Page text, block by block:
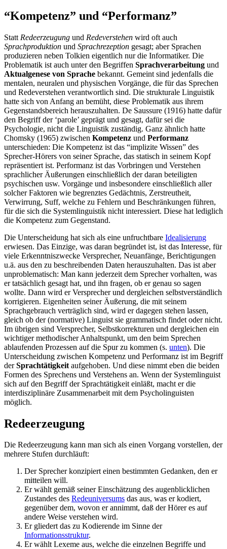
“Kompetenz” und “Performanz”
Statt Redeerzeugung und Redeverstehen wird oft auch
Sprachproduktion und Sprachrezeption gesagt; aber Sprachen
produzieren neben Tolkien eigentlich nur die Informatiker. Die
Problematik ist auch unter den Begriffen Sprachverarbeitung und
Aktualgenese von Sprache bekannt. Gemeint sind jedenfalls die
mentalen, neuralen und physischen Vorgänge, die für das Sprechen
und Redeverstehen verantwortlich sind. Die strukturale Linguistik
hatte sich von Anfang an bemüht, diese Problematik aus ihrem
Gegenstandsbereich herauszuhalten. De Saussure (1916) hatte dafür
den Begriff der ‘parole’ geprägt und gesagt, dafür sei die
Psychologie, nicht die Linguistik zuständig. Ganz ähnlich hatte
Chomsky (1965) zwischen Kompetenz und Performanz
unterschieden: Die Kompetenz ist das “implizite Wissen” des
Sprecher-Hörers von seiner Sprache, das statisch in seinem Kopf
repräsentiert ist. Performanz ist das Vorbringen und Verstehen
sprachlicher Äußerungen einschließlich der daran beteiligten
psychischen usw. Vorgänge und insbesondere einschließlich aller
solcher Faktoren wie begrenztes Gedächtnis, Zerstreutheit,
Verwirrung, Suff, welche zu Fehlern und Beschränkungen führen,
für die sich die Systemlinguistik nicht interessiert. Diese hat lediglich
die Kompetenz zum Gegenstand.
Die Unterscheidung hat sich als eine unfruchtbare Idealisierung
erwiesen. Das Einzige, was daran begründet ist, ist das Interesse, für
viele Erkenntniszwecke Versprecher, Neuanfänge, Berichtigungen
u.ä. aus den zu beschreibenden Daten herauszuhalten. Das ist aber
unproblematisch: Man kann jederzeit dem Sprecher vorhalten, was
er tatsächlich gesagt hat, und ihn fragen, ob er genau so sagen
wollte. Dann wird er Versprecher und dergleichen selbstverständlich
korrigieren. Eigenheiten seiner Äußerung, die mit seinem
Sprachgebrauch verträglich sind, wird er dagegen stehen lassen,
gleich ob der (normative) Linguist sie grammatisch findet oder nicht.
Im übrigen sind Versprecher, Selbstkorrekturen und dergleichen ein
wichtiger methodischer Anhaltspunkt, um den beim Sprechen
ablaufenden Prozessen auf die Spur zu kommen (s. unten). Die
Unterscheidung zwischen Kompetenz und Performanz ist im Begriff
derSprachtätigkeit aufgehoben. Und diese nimmt eben die beiden
Formen des Sprechens und Verstehens an. Wenn der Systemlinguist
sich auf den Begriff der Sprachtätigkeit einläßt, macht er die
interdisziplinäre Zusammenarbeit mit dem Psycholinguisten
möglich.
Redeerzeugung
Die Redeerzeugung kann man sich als einen Vorgang vorstellen, der
mehrere Stufen durchläuft:
Der Sprecher konzipiert einen bestimmten Gedanken, den er
mitteilen will.
Er wählt gemäß seiner Einschätzung des augenblicklichen
Zustandes des Redeuniversums das aus, was er kodiert,
gegenüber dem, wovon er annimmt, daß der Hörer es auf
andere Weise verstehen wird.
Er gliedert das zu Kodierende im Sinne der
Informationsstruktur.
Er wählt Lexeme aus, welche die einzelnen Begriffe und